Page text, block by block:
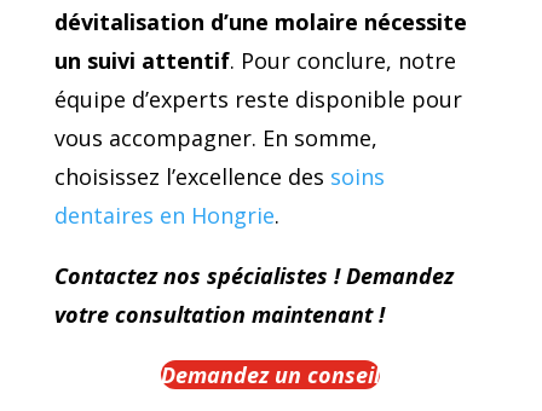
dévitalisation d’une molaire nécessite
un suivi attentif. Pour conclure, notre
équipe d’experts reste disponible pour
vous accompagner. En somme,
choisissez l’excellence des soins
dentaires en Hongrie.
Contactez nos spécialistes ! Demandez
votre consultation maintenant !
Demandez un conseil